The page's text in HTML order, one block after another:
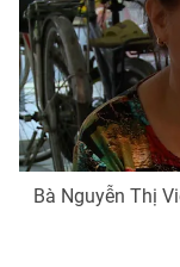
THỜI BÁO VTV
Bà Nguyễn Thị